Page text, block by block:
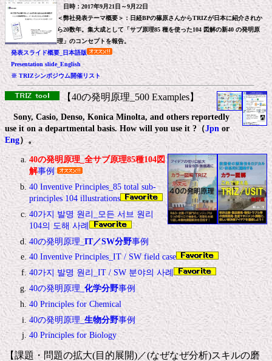
日時：2017年9月21日～9月22日
＜弊社発表テーマ概要＞：日経BPの篠原さんからTRIZが日本に紹介されか
ら20数年。集大成として「サブ原理85 種を使った104 図解の新40 の発明原
理」のコンセプトを報告。
発表スライド概要_日本語版
Presentation slide_English
※ TRIZシンポジウム開催リスト
【40の発明原理_500 Examples】
Sony, Casio, Denso, Konica Minolta, and others reportedly
use it on a departmental basis. How will you use it ?（Jpn or
Eng）。
40の発明原理_全サブ原理85種104図
解事例
40 Inventive Principles_85 total sub-
principles 104 illustrations
40가지 발명 원리_모든 서브 원리
104의 도해 사례
40の発明原理_IT／SW分野事例
40 Inventive Principles_IT / SW field case
40가지 발명 원리_IT / SW 분야의 사례
40の発明原理_ 化学分野事例
40 Principles for Chemical
40の発明原理_生物分野事例
40 Principles for Biology
【課題・問題の拡大(目的展開)／(なぜなぜ分析)スキルの磨